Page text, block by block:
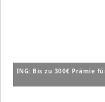
ING: Bis zu 300€ Prämie